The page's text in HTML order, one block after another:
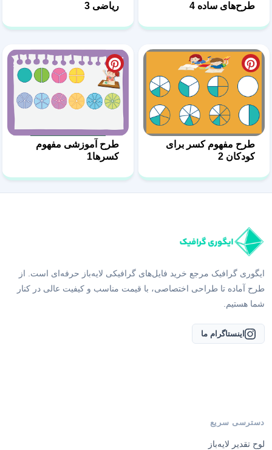
طرح‌های ساده 4
ریاضی 3
طرح مفهوم کسر برای
کودکان 2
طرح آموزشی مفهوم
کسرها1
ایگوری گرافیک مرجع خرید فایل‌های گرافیکی لایه‌باز حرفه‌ای است. از
طرح آماده تا طراحی اختصاصی، با قیمت مناسب و کیفیت عالی در کنار
شما هستیم.
اینستاگرام ما
دسترسی سریع
لوح تقدیر لایه‌باز